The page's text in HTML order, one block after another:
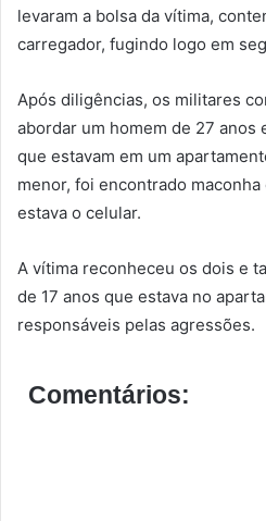
levaram a bolsa da vítima,
carregador, fugindo logo em
Após diligências, os militares
abordar um homem de 27 anos
que estavam em um
menor, foi encontrado
estava o celular.
A vítima reconheceu os dois e
de 17 anos que estava no
responsáveis pelas agressões.
Comentários: